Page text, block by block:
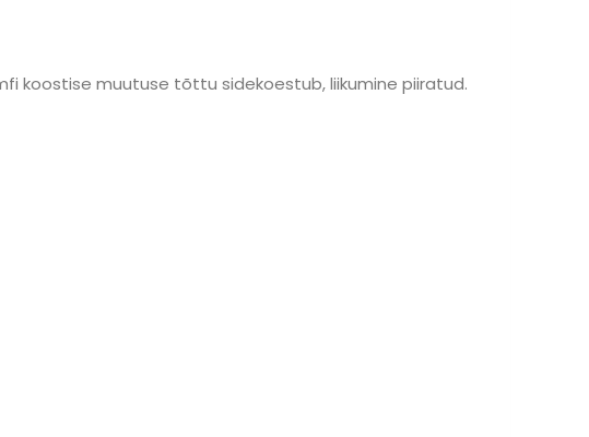
koostise muutuse tõttu sidekoestub, liikumine piiratud.